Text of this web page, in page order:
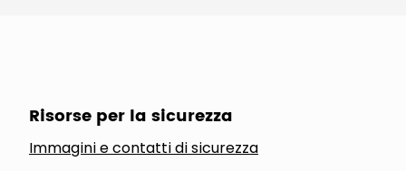
Risorse per la sicurezza
Immagini e contatti di sicurezza